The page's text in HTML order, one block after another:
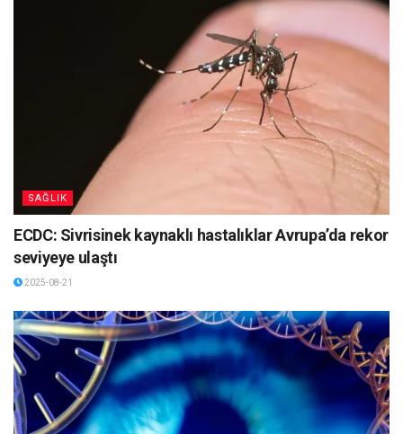
SAĞLIK
ECDC: Sivrisinek kaynaklı hastalıklar Avrupa’da rekor
seviyeye ulaştı
2025-08-21